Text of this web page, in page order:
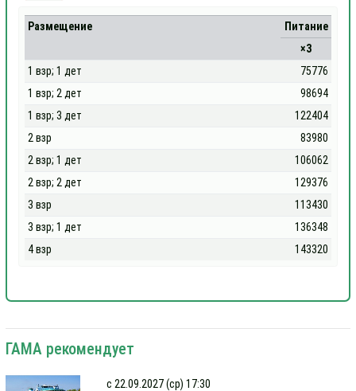
Размещение
Питание
×3
1 взр; 1 дет
75776
1 взр; 2 дет
98694
1 взр; 3 дет
122404
2 взр
83980
2 взр; 1 дет
106062
2 взр; 2 дет
129376
3 взр
113430
3 взр; 1 дет
136348
4 взр
143320
ГАМА рекомендует
с 22.09.2027 (ср) 17:30